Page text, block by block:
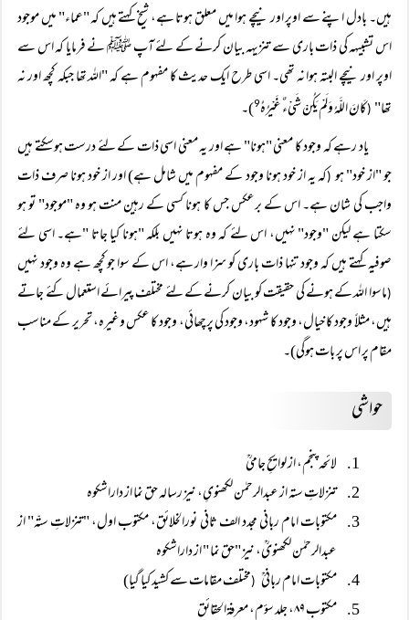
ہیں۔ بادل اپنے سے اوپر اور نیچے ہوا میں معلق ہوتا ہے، شیخ کہتے ہیں کہ "عماء" میں موجود
اس تشبیہہ کی ذات باری سے تنزیہہ بیان کرنے کے لئے آپ ﷺ نے فرمایا کہ اس سے
اوپر اور نیچے البتہ ہوا نہ تھی۔ اسی طرح ایک حدیث کا مفہوم ہے کہ "اللہ تھا جبکہ کچھ اور نہ
تھا" (كَانَ اللَّہُ وَلَمْ يَكُنْ شَيْءٌ غَيْرُہُ9)۔
یاد رہے کہ وجود کا معنی "ہونا" ہے اور یہ معنی اسی ذات کے لئے درست ہوسکتے ہیں
جو "از خود" ہو(کہ یہ از خود ہونا وجود کے مفہوم میں شامل ہے) اور از خود ہونا صرف ذات
واجب کی شان ہے۔ اس کے برعکس جس کا ہونا کسی کے رہین منت ہو وہ "موجود" تو ہو
سکتا ہے لیکن "وجود" نہیں، اس لئے کہ وہ ہوتا نہیں بلکہ "ہونا کیا جاتا "ہے۔ اسی لئے
صوفیہ کہتے ہیں کہ وجود تنہا ذات باری کو سزا وار ہے، اس کے سوا جو کچھ ہے وہ وجود نہیں
(ماسوا اللہ کے ہونے کی حقیقت کو بیان کرنے کے لئے مختلف پیرائے استعمال کئے جاتے
ہیں، مثلاً وجود کا خیال، وجود کا شہود، وجود کی پرچھائی، وجود کا عکس وغیرہ، تحریر کے مناسب
مقام پر اس پر بات ہوگی)۔
حواشی
لائحہ پنجم، از لوایحِ جامیؒ
تنزلاتِ ستہ از عبدالرحمٰن لکھنویِ، نیز رسالہ حق نما از داراشکوہ
مکتوبات امام ربانی مجدد الف ثانی نورالخلائق، مکتوب اول، "تنزلاتِ ستّہ" از
عبدالرحمٰن لکھنویؒ، نیز "حق نما " از داراشکوہ
مکتوبات امام ربانیؒ (مختلف مقامات سے کشید کیا گیا)
مکتوب ۸۹، جلد سؤم، معرفۃالحقائق